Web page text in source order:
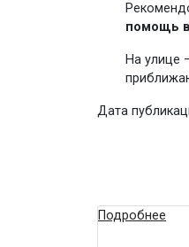
помощь в
На улице
Дата
Подробнее